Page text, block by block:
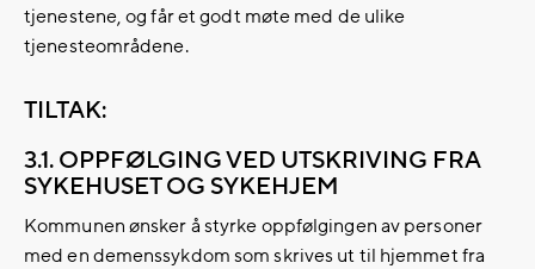
tjenestene, og får et godt møte med de ulike
tjenesteområdene.
TILTAK:
3.1. OPPFØLGING VED UTSKRIVING FRA
SYKEHUSET OG SYKEHJEM
Kommunen ønsker å styrke oppfølgingen av personer
med en demenssykdom som skrives ut til hjemmet fra